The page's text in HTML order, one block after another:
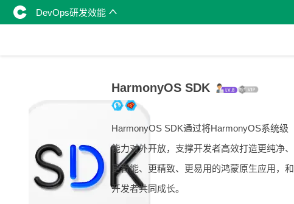
DevOps研发效能
HarmonyOS SDK
HarmonyOS SDK通过将HarmonyOS系统级
能力对外开放，支撑开发者高效打造更纯净、
更智能、更精致、更易用的鸿蒙原生应用，和
开发者共同成长。